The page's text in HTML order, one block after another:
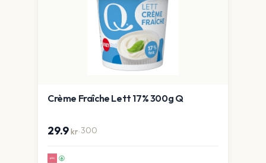
Crème Fraîche Lett 17% 300g Q
29.9kr·300